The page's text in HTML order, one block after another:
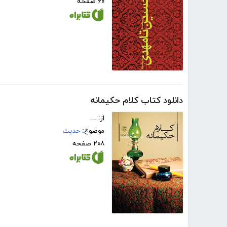
دانلود کتاب کلام حکیمانه
از: ...
موضوع: حدیث
۲۰۸ صفحه